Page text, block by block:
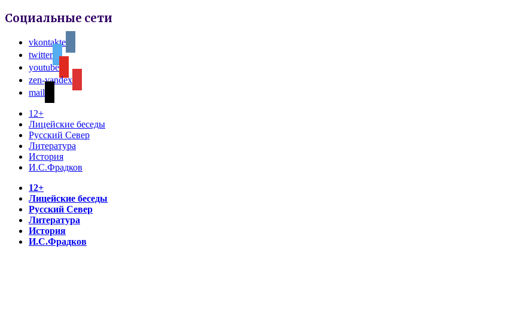
Социальные сети
vkontakte
twitter
youtube
zen-yandex
mail
12+
Лицейские беседы
Русский Север
Литература
История
И.С.Фрадков
12+
Лицейские беседы
Русский Север
Литература
История
И.С.Фрадков